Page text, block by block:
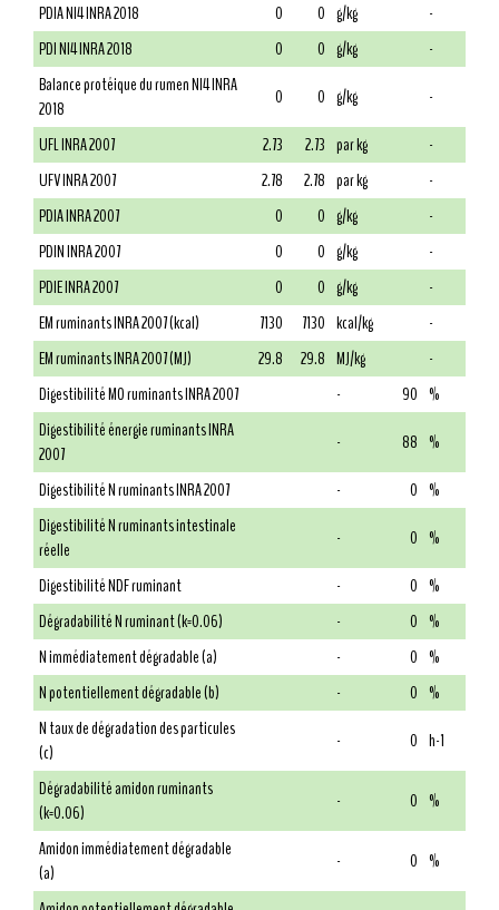
PDIA NI4 INRA 2018
0 0 g/kg
-
PDI NI4 INRA 2018
0 0 g/kg
-
Balance protéique du rumen NI4 INRA
2018
0 0 g/kg
-
UFL INRA 2007
2.73 2.73 par kg
-
UFV INRA 2007
2.78 2.78 par kg
-
PDIA INRA 2007
0 0 g/kg
-
PDIN INRA 2007
0 0 g/kg
-
PDIE INRA 2007
0 0 g/kg
-
EM ruminants INRA 2007 (kcal)
7130 7130 kcal/kg
-
EM ruminants INRA 2007 (MJ)
29.8 29.8 MJ/kg
-
Digestibilité MO ruminants INRA 2007
- 90 %
Digestibilité énergie ruminants INRA
2007
- 88 %
Digestibilité N ruminants INRA 2007
- 0 %
Digestibilité N ruminants intestinale
réelle
- 0 %
Digestibilité NDF ruminant
- 0 %
Dégradabilité N ruminant (k=0.06)
- 0 %
N immédiatement dégradable (a)
- 0 %
N potentiellement dégradable (b)
- 0 %
N taux de dégradation des particules
(c)
- 0 h-1
Dégradabilité amidon ruminants
(k=0.06)
- 0 %
Amidon immédiatement dégradable
(a)
- 0 %